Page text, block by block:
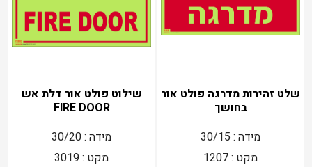
שלט זהירות מדרגה פולט אור
בחושך
מידה : 30/15
מקט : 1207
שילוט פולט אור דלת אש
FIRE DOOR
מידה : 30/20
מקט : 3019